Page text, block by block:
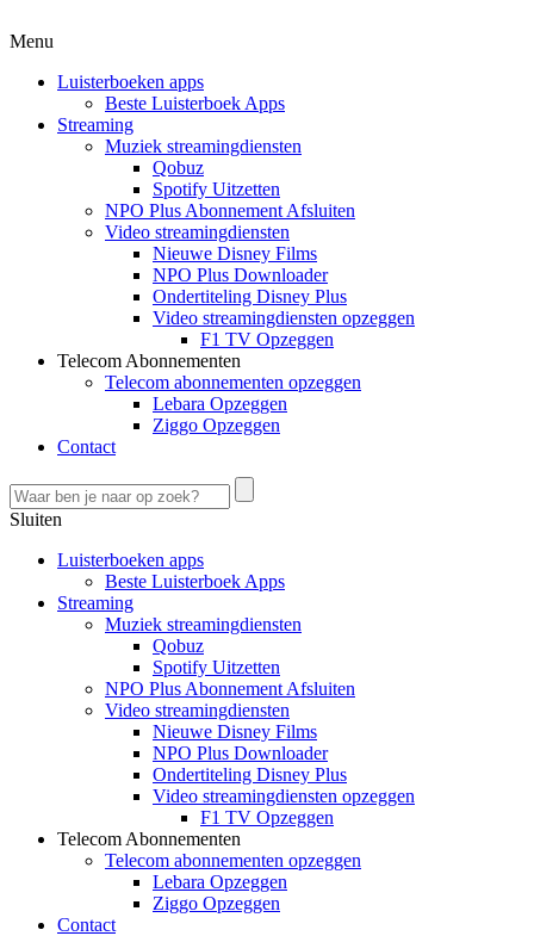
Menu
Luisterboeken apps
Beste Luisterboek Apps
Streaming
Muziek streamingdiensten
Qobuz
Spotify Uitzetten
NPO Plus Abonnement Afsluiten
Video streamingdiensten
Nieuwe Disney Films
NPO Plus Downloader
Ondertiteling Disney Plus
Video streamingdiensten opzeggen
F1 TV Opzeggen
Telecom Abonnementen
Telecom abonnementen opzeggen
Lebara Opzeggen
Ziggo Opzeggen
Contact
Sluiten
Luisterboeken apps
Beste Luisterboek Apps
Streaming
Muziek streamingdiensten
Qobuz
Spotify Uitzetten
NPO Plus Abonnement Afsluiten
Video streamingdiensten
Nieuwe Disney Films
NPO Plus Downloader
Ondertiteling Disney Plus
Video streamingdiensten opzeggen
F1 TV Opzeggen
Telecom Abonnementen
Telecom abonnementen opzeggen
Lebara Opzeggen
Ziggo Opzeggen
Contact